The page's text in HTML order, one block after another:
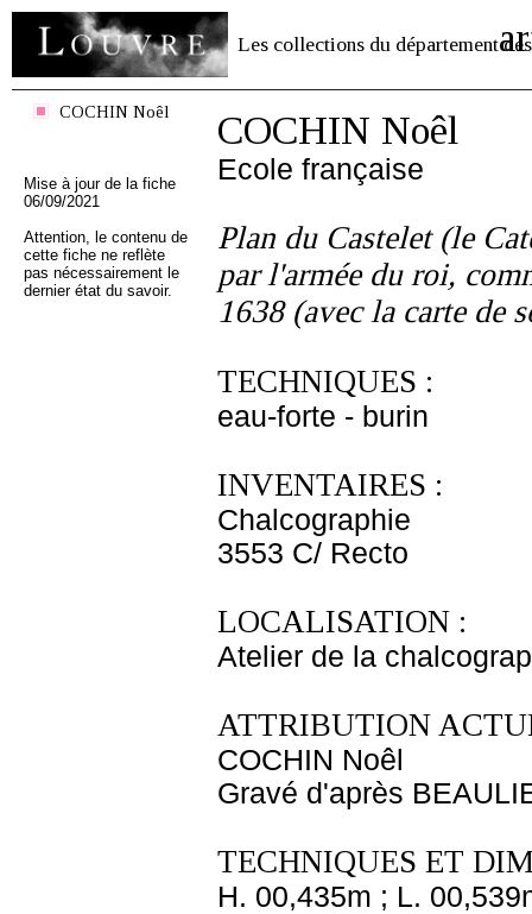
Les collections du département des
COCHIN Noêl
Mise à jour de la fiche
06/09/2021
Attention, le contenu de
cette fiche ne reflète
pas nécessairement le
dernier état du savoir.
COCHIN Noêl
Ecole française
Plan du Castelet (le
par l'armée du roi,
1638 (avec la carte de
TECHNIQUES :
eau-forte - burin
INVENTAIRES :
Chalcographie
3553 C/ Recto
LOCALISATION :
Atelier de la
ATTRIBUTION
COCHIN Noêl
Gravé d'après
TECHNIQUES ET
H. 00,435m ; L.